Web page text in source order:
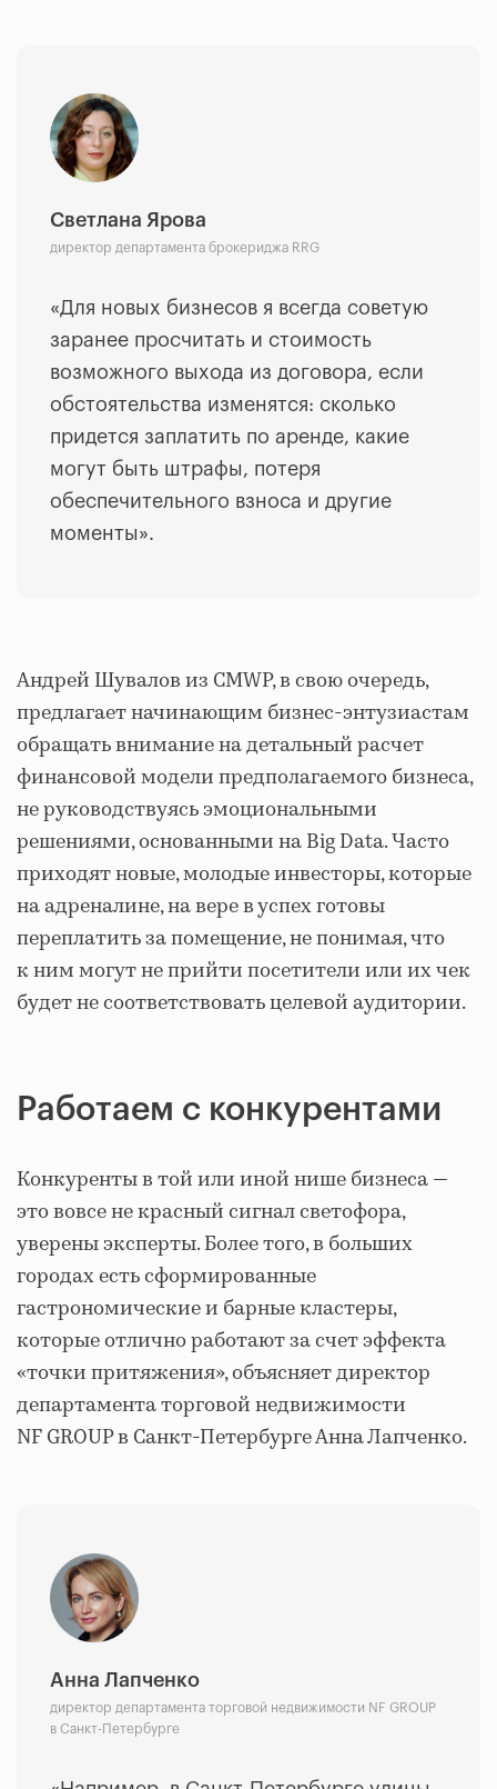
Светлана Ярова
директор департамента брокериджа RRG
«Для новых бизнесов я всегда советую
заранее просчитать и стоимость
возможного выхода из договора, если
обстоятельства изменятся: сколько
придется заплатить по аренде, какие
могут быть штрафы, потеря
обеспечительного взноса и другие
моменты».
Андрей Шувалов из CMWP, в свою очередь,
предлагает начинающим бизнес-энтузиастам
обращать внимание на детальный расчет
финансовой модели предполагаемого бизнеса,
не руководствуясь эмоциональными
решениями, основанными на Big Data. Часто
приходят новые, молодые инвесторы, которые
на адреналине, на вере в успех готовы
переплатить за помещение, не понимая, что
к ним могут не прийти посетители или их чек
будет не соответствовать целевой аудитории.
Работаем с конкурентами
Конкуренты в той или иной нише бизнеса —
это вовсе не красный сигнал светофора,
уверены эксперты. Более того, в больших
городах есть сформированные
гастрономические и барные кластеры,
которые отлично работают за счет эффекта
«точки притяжения», объясняет директор
департамента торговой недвижимости
NF GROUP в Санкт-Петербурге Анна Лапченко.
Анна Лапченко
директор департамента торговой недвижимости NF GROUP
в Санкт-Петербурге